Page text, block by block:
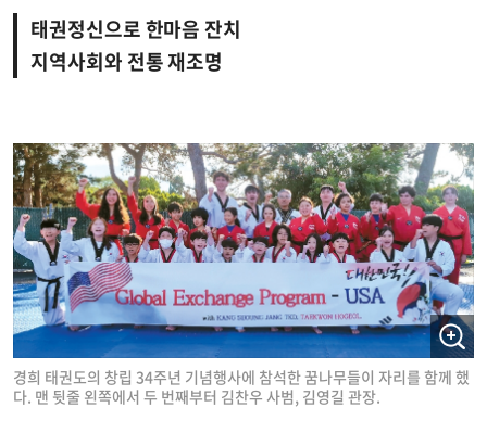
태권정신으로 한마음 잔치
지역사회와 전통 재조명
경희 태권도의 창립 34주년 기념행사에 참석한 꿈나무들이 자리를 함께 했
다. 맨 뒷줄 왼쪽에서 두 번째부터 김찬우 사범, 김영길 관장.